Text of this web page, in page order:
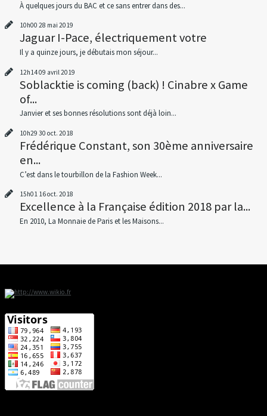
À quelques jours du BAC et ce sans entrer dans des...
10h00 28 mai 2019
Jaguar I-Pace, électriquement votre
Il y a quinze jours, je débutais mon séjour...
12h1409 avril 2019
Soblacktie is coming (back) ! Cinabre x Game
of...
Janvier et ses bonnes résolutions sont déjà loin...
10h29 30 oct. 2018
Frédérique Constant, son 30ème anniversaire
en...
C’est dans le tourbillon de la Fashion Week...
15h01 16oct. 2018
Excellence à la Française édition 2018 par la...
En 2010, La Monnaie de Paris et les Maisons...